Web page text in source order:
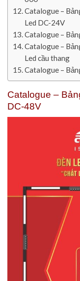
Catalogue –
Led DC-24V
Catalogue –
Catalogue –
Led cầu thang
Catalogue –
Catalogue –
DC-48V